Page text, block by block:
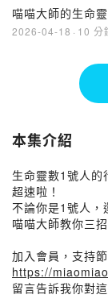
喵喵大師的生命
2026-04-18 · 10 分
本集介紹
生命靈數1號人的
超速啦！
不論你是1號人，
喵喵大師教你三
加入會員，支持節
https://
留言告訴我你對